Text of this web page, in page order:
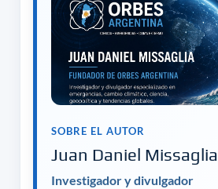
SOBRE EL AUTOR
Juan Daniel Missaglia
Investigador y divulgador